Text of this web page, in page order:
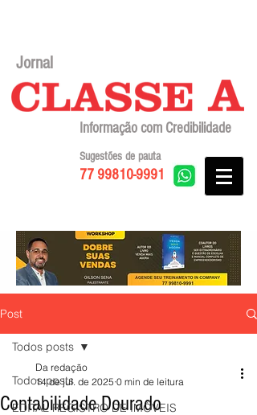
Jornal
Informação com Credibilidade
77 99810-9991
Sugestões de pauta
Post
Todos posts
EDITAL REGISTRO DE IMÓVEIS
Todos posts
Contabilidade Dourado
Da redação
14 de jul. de 2025 0 min de leitura